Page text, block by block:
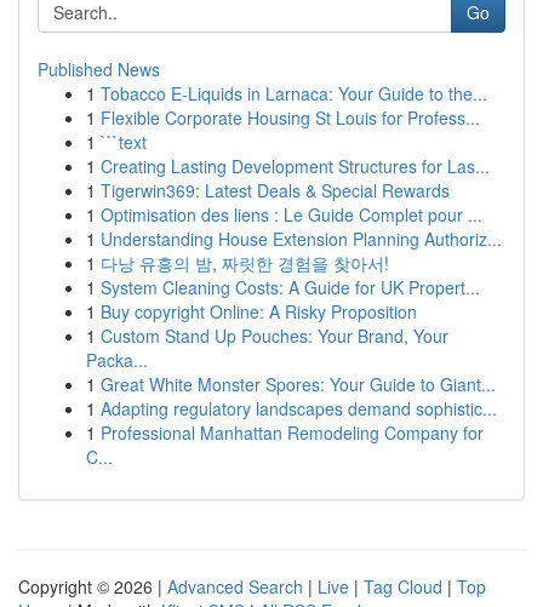
Go
Published News
1 Tobacco E-Liquids in Larnaca: Your Guide to the...
1 Flexible Corporate Housing St Louis for Profess...
1 ```text
1 Creating Lasting Development Structures for Las...
1 Tigerwin369: Latest Deals & Special Rewards
1 Optimisation des liens : Le Guide Complet pour ...
1 Understanding House Extension Planning Authoriz...
1 다낭 유흥의 밤, 짜릿한 경험을 찾아서!
1 System Cleaning Costs: A Guide for UK Propert...
1 Buy copyright Online: A Risky Proposition
1 Custom Stand Up Pouches: Your Brand, Your
Packa...
1 Great White Monster Spores: Your Guide to Giant...
1 Adapting regulatory landscapes demand sophistic...
1 Professional Manhattan Remodeling Company for
C...
Copyright © 2026 | Advanced Search | Live | Tag Cloud | Top